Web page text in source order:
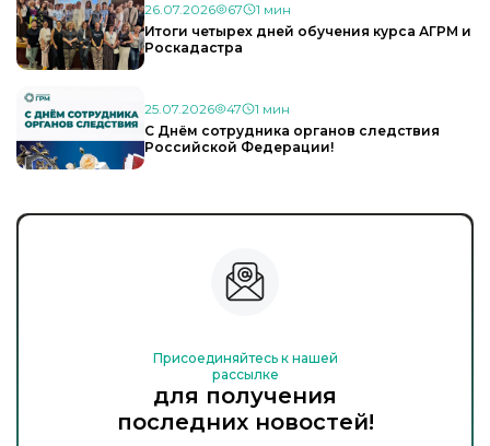
26.07.2026 67
1 мин
Итоги четырех дней обучения курса АГРМ и
Роскадастра
25.07.2026 47
1 мин
С Днём сотрудника органов следствия
Российской Федерации!
Присоединяйтесь к нашей
рассылке
для получения
последних новостей!